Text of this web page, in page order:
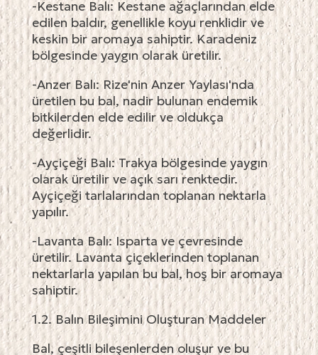
-Kestane Balı: Kestane ağaçlarından elde
edilen baldır, genellikle koyu renklidir ve
keskin bir aromaya sahiptir. Karadeniz
bölgesinde yaygın olarak üretilir.
-Anzer Balı: Rize'nin Anzer Yaylası'nda
üretilen bu bal, nadir bulunan endemik
bitkilerden elde edilir ve oldukça
değerlidir.
-Ayçiçeği Balı: Trakya bölgesinde yaygın
olarak üretilir ve açık sarı renktedir.
Ayçiçeği tarlalarından toplanan nektarla
yapılır.
-Lavanta Balı: Isparta ve çevresinde
üretilir. Lavanta çiçeklerinden toplanan
nektarlarla yapılan bu bal, hoş bir aromaya
sahiptir.
1.2. Balın Bileşimini Oluşturan Maddeler
Bal, çeşitli bileşenlerden oluşur ve bu